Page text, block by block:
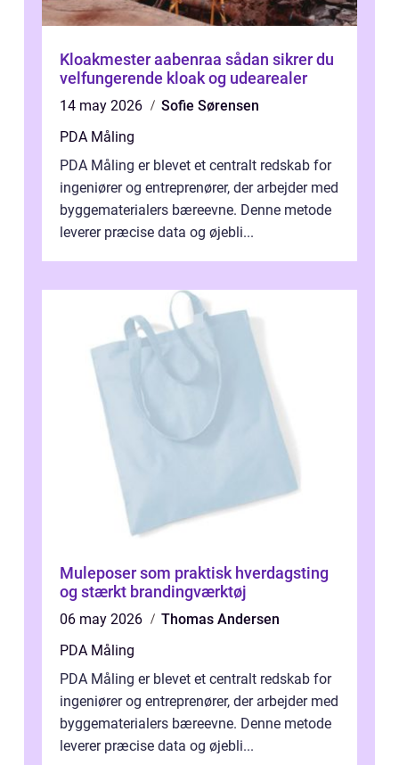
Kloakmester aabenraa sådan sikrer du
velfungerende kloak og udearealer
14 may 2026
Sofie Sørensen
PDA Måling
PDA Måling er blevet et centralt redskab for
ingeniører og entreprenører, der arbejder med
byggematerialers bæreevne. Denne metode
leverer præcise data og øjebli...
Muleposer som praktisk hverdagsting
og stærkt brandingværktøj
06 may 2026
Thomas Andersen
PDA Måling
PDA Måling er blevet et centralt redskab for
ingeniører og entreprenører, der arbejder med
byggematerialers bæreevne. Denne metode
leverer præcise data og øjebli...